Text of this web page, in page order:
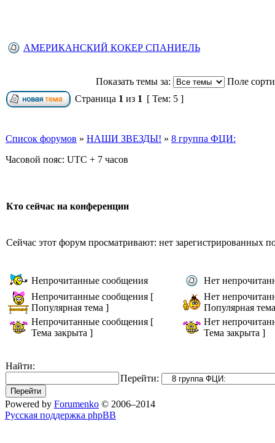
АМЕРИКАНСКИЙ КОКЕР СПАНИЕЛЬ
Показать темы за:
Поле
Страница 1 из 1 [ Тем: 5 ]
Список форумов » НАШИ ЗВЕЗДЫ! » 8 группа ФЦИ:
Часовой пояс: UTC + 7 часов
Кто сейчас на конференции
Сейчас этот форум просматривают: нет зарегистрированных
Непрочитанные сообщения
Нет
Непрочитанные сообщения [
Популярная тема ]
Нет
Популярная
Непрочитанные сообщения [
Тема закрыта ]
Нет
Тема закрыта ]
Найти:
Перейти:
Powered by Forumenko © 2006–2014
Русская поддержка phpBB